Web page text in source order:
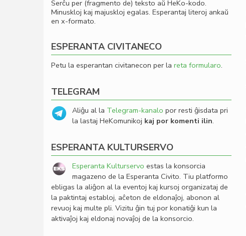
Serĉu per (fragmento de) teksto aŭ HeKo-kodo.
Minuskloj kaj majuskloj egalas. Esperantaj literoj ankaŭ
en x-formato.
ESPERANTA CIVITANECO
Petu la esperantan civitanecon per la reta formularo.
TELEGRAM
Aliĝu al la Telegram-kanalo por resti ĝisdata pri
la lastaj HeKomunikoj kaj por komenti ilin.
ESPERANTA KULTURSERVO
Esperanta Kulturservo estas la konsorcia
magazeno de la Esperanta Civito. Tiu platformo
ebligas la aliĝon al la eventoj kaj kursoj organizataj de
la paktintaj establoj, aĉeton de eldonaĵoj, abonon al
revuoj kaj multe pli. Vizitu ĝin tuj por konatiĝi kun la
aktivaĵoj kaj eldonaj novaĵoj de la konsorcio.